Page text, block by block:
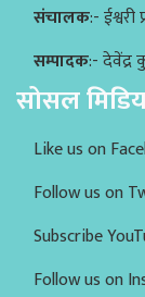
संचालक:-
सम्पादक:- देवेंद्र
सोसल
Like us on
Follow us on
Subscribe
Follow us on